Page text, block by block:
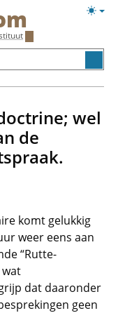
wel
de
komt gelukkig
weer eens aan
“Rutte-
dat daaronder
geen